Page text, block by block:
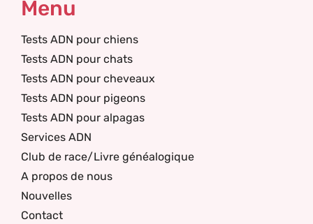
Menu
Tests ADN pour chiens
Tests ADN pour chats
Tests ADN pour cheveaux
Tests ADN pour pigeons
Tests ADN pour alpagas
Services ADN
Club de race/Livre généalogique
A propos de nous
Nouvelles
Contact